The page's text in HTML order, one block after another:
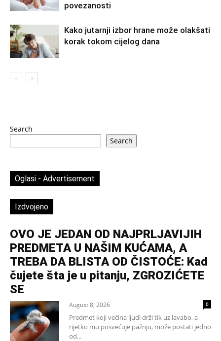
povezanosti
Kako jutarnji izbor hrane može olakšati
korak tokom cijelog dana
Search
Search
Oglasi - Advertisement
Izdvojeno
OVO JE JEDAN OD NAJPRLJAVIJIH
PREDMETA U NAŠIM KUĆAMA, A
TREBA DA BLISTA OD ČISTOĆE: Kad
čujete šta je u pitanju, ZGROZIĆETE
SE
August 8, 2026 0
Predmet koji većina ljudi drži tik uz lavabo, a
rijetko mu posvećuje pažnju, može postati jedno
od...